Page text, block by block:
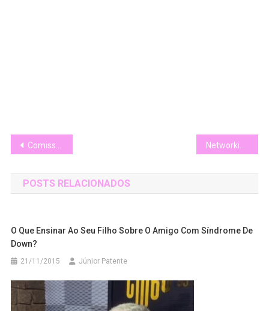
Navegação
de
Post
Comissão aprova troca do termo “síndrome de Down” por “Trissomia do Cromossomo 21” em documentos e leis Networking e Inclusão: O Próximo Passo na Igualdade Profissional das Pessoas com Deficiência
POSTS RELACIONADOS
O Que Ensinar Ao Seu Filho Sobre O Amigo Com Síndrome De
Down?
21/11/2015 Júnior Patente